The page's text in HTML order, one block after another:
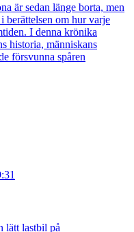
är sedan länge borta, men
berättelsen om hur varje
I denna krönika
historia, människans
försvunna spåren
lätt lastbil på